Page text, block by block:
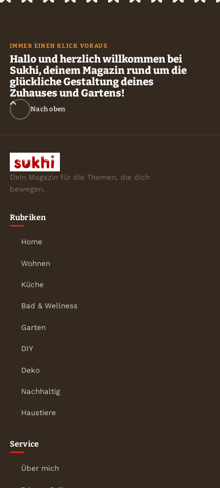
IMMER EINEN KLICK VORAUS
Hallo und herzlich willkommen bei
Sukhi, deinem Magazin rund um die
glückliche Gestaltung deines
Zuhauses und Gartens!
Nach oben
Dein Magazin für die Themen, die dich
bewegen.
Rubriken
Home
Wohnen
Küche
Bad & Wellness
Garten
DIY
Deko
Nachhaltig
Haustiere
Service
Über mich